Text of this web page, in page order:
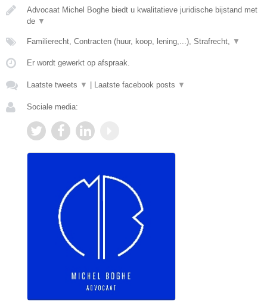
Advocaat Michel Boghe biedt u kwalitatieve juridische bijstand met
de ▼
Familierecht, Contracten (huur, koop, lening,...), Strafrecht, ▼
Er wordt gewerkt op afspraak.
Laatste tweets ▼ | Laatste facebook posts ▼
Sociale media: